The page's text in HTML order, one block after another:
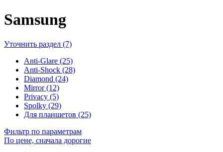
Samsung
Уточнить раздел (7)
Anti-Glare (25)
Anti-Shock (28)
Diamond (24)
Mirror (12)
Privacy (5)
Spolky (29)
Для планшетов (25)
Фильтр по параметрам
По цене, сначала дорогие